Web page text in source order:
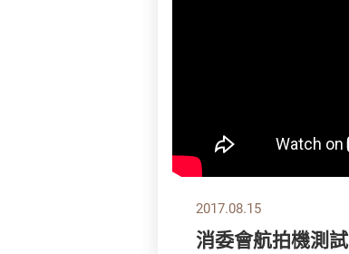
2017.08.15
消委會航拍機測試